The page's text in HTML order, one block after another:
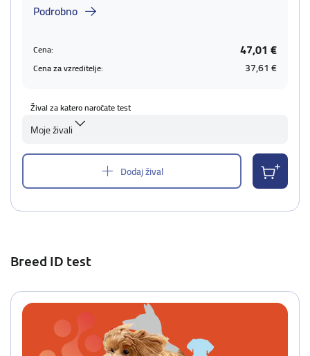
Podrobno
Cena: 47,01 €
Cena za vzreditelje: 37,61 €
Žival za katero naročate test
Moje živali
Dodaj žival
Breed ID test